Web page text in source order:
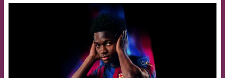
FCB Barcelona badge